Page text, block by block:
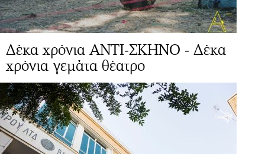
Δέκα χρόνια ΑΝΤΙ-ΣΚΗΝΟ - Δέκα
χρόνια γεμάτα θέατρο